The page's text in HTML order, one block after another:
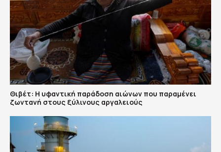
Θιβέτ: Η υφαντική παράδοση αιώνων που παραμένει
ζωντανή στους ξύλινους αργαλειούς